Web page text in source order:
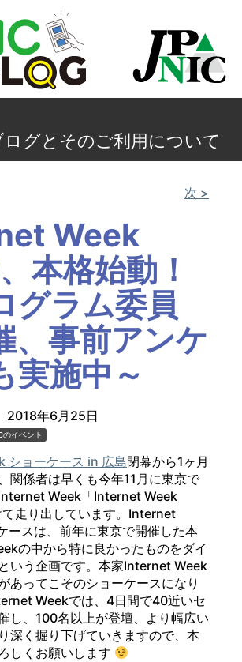
ログとそのご利用について
次 >
Week
本格始動！
グラム委員
、事前アンケ
実施中～
2018年6月25日
のイベント
ショーケース in 広島閉幕から1ヶ月
関係者は早くも今年11月に東京で
Week「Internet Week
走り出しています。Internet
ースは、前年に東京で開催した本
の中から特に良かったものをダイ
いう企画です。本家Internet Week
あってこそのショーケースになり
Weekでは、4日間で40近いセ
し、100名以上が登壇、より幅広い
深く掘り下げていきますので、本
しくお願いします